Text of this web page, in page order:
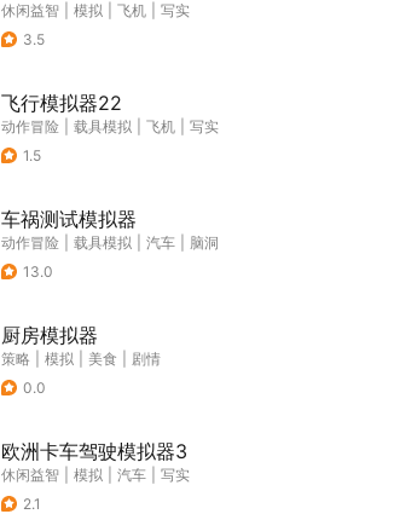
休闲益智 模拟 飞机
写实
3.5
飞行模拟器22
动作冒险 载具模拟 飞机
写实
1.5
车祸测试模拟器
动作冒险 载具模拟 汽车
脑洞
13.0
厨房模拟器
策略 模拟 美食
剧情
0.0
欧洲卡车驾驶模拟器3
休闲益智 模拟 汽车
写实
2.1